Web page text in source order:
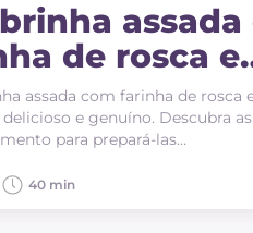
assada
de rosca e
assada com farinha de rosca
e genuíno. Descubra
para prepará-las…
40 min